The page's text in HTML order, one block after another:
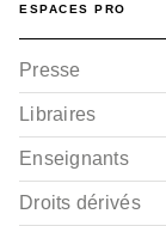
ESPACES PRO
Presse
Libraires
Enseignants
Droits dérivés